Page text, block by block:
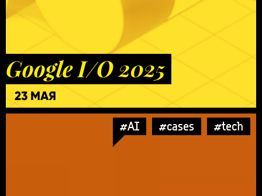
Google I/O 2025
23 МАЯ
#AI #cases #tech